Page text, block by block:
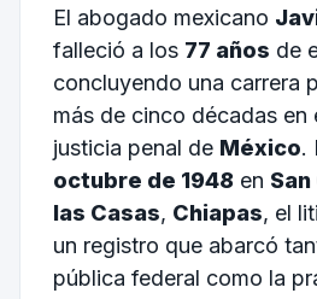
El abogado mexicano
falleció a los 77 años de
concluyendo una carrera
más de cinco décadas en
justicia penal de México.
octubre de 1948 en
las Casas, Chiapas, el
un registro que abarcó
pública federal como la